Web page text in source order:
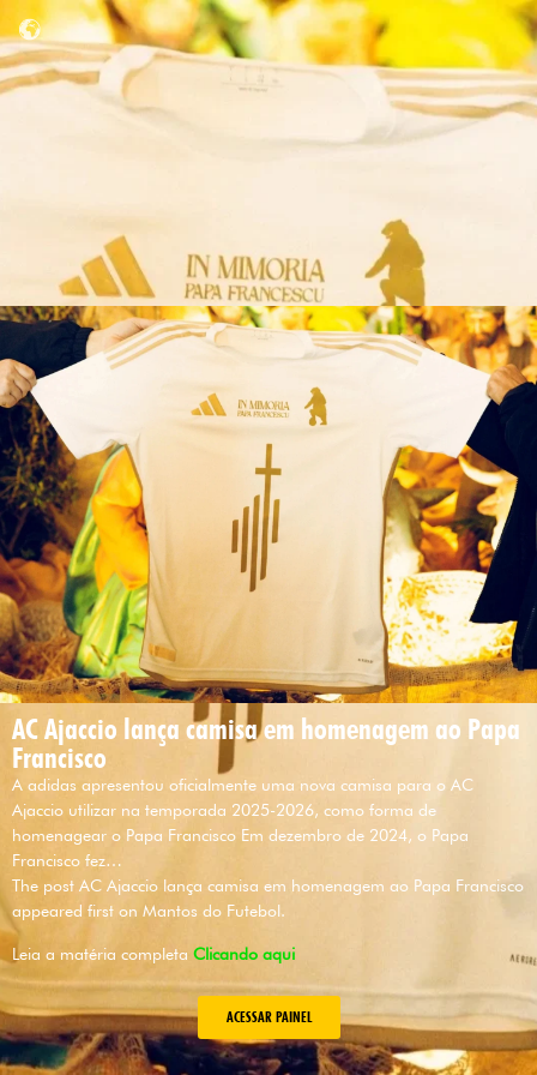
AC Ajaccio lança camisa em homenagem ao Papa
Francisco
A adidas apresentou oficialmente uma nova camisa para o AC
Ajaccio utilizar na temporada 2025-2026, como forma de
homenagear o Papa Francisco Em dezembro de 2024, o Papa
Francisco fez…
The post AC Ajaccio lança camisa em homenagem ao Papa Francisco
appeared first on Mantos do Futebol.
Leia a matéria completa Clicando aqui
ACESSAR PAINEL